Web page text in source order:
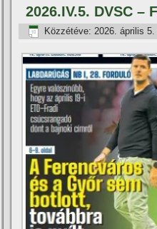
2026.IV.5. DVSC –
Közzétéve: 2026. április